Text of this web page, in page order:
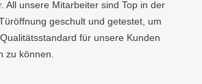
All unsere Mitarbeiter sind Top in der
geschult und getestet, um
für unsere Kunden
zu können.